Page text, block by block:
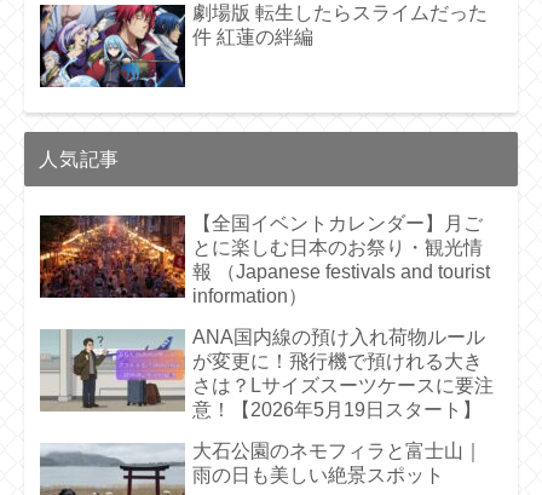
劇場版 転生したらスライムだった
件 紅蓮の絆編
人気記事
【全国イベントカレンダー】月ご
とに楽しむ日本のお祭り・観光情
報 （Japanese festivals and tourist
information）
ANA国内線の預け入れ荷物ルール
が変更に！飛行機で預けれる大き
さは？Lサイズスーツケースに要注
意！【2026年5月19日スタート】
大石公園のネモフィラと富士山｜
雨の日も美しい絶景スポット